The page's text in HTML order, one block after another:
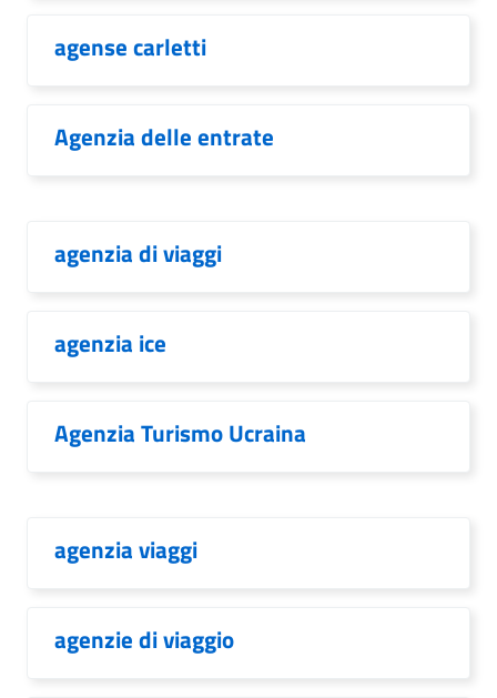
agense carletti
Agenzia delle entrate
agenzia di viaggi
agenzia ice
Agenzia Turismo Ucraina
agenzia viaggi
agenzie di viaggio